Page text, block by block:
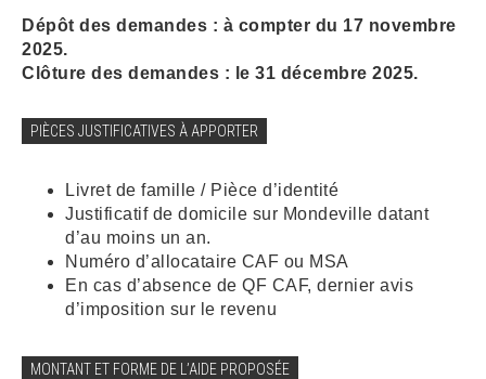
Dépôt des demandes : à compter du 17 novembre
2025.
Clôture des demandes : le 31 décembre 2025.
PIÈCES JUSTIFICATIVES À APPORTER
Livret de famille / Pièce d’identité
Justificatif de domicile sur Mondeville datant
d’au moins un an.
Numéro d’allocataire CAF ou MSA
En cas d’absence de QF CAF, dernier avis
d’imposition sur le revenu
MONTANT ET FORME DE L’AIDE PROPOSÉE